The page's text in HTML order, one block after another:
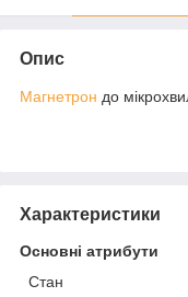
Опис
Магнетрон до
Характеристики
Основні атрибути
Стан